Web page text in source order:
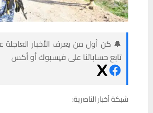
🔔 كن أول من يعرف الأخبار العاجلة
تابع حساباتنا على فيسبوك أو أكس
شبكة أخبار الناصرية: